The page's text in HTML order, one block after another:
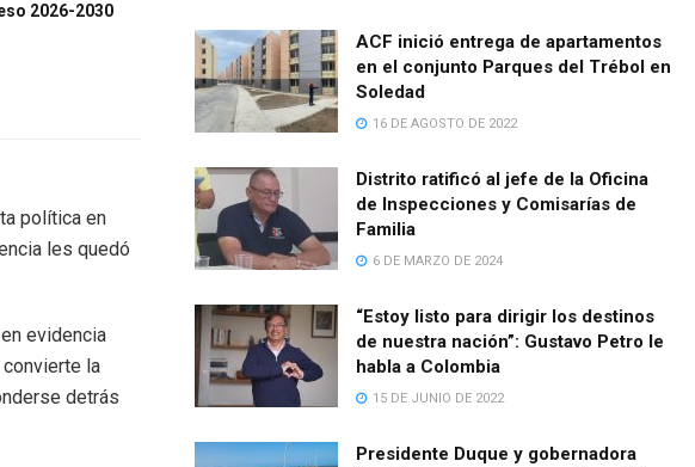
2026-2030
política en
les quedó
evidencia
convierte la
detrás
ACF inició entrega de apartamentos
en el conjunto Parques del Trébol en
Soledad
16 DE AGOSTO DE 2022
Distrito ratificó al jefe de la Oficina
de Inspecciones y Comisarías de
Familia
6 DE MARZO DE 2024
“Estoy listo para dirigir los destinos
de nuestra nación”: Gustavo Petro le
habla a Colombia
15 DE JUNIO DE 2022
Presidente Duque y gobernadora